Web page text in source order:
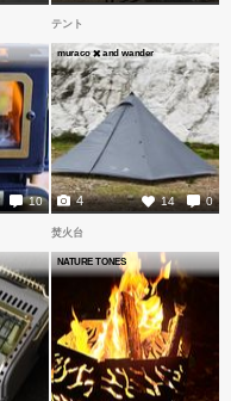
10
テント
muraco ✖️ and wander
14 0
4
焚火台
NATURE TONES